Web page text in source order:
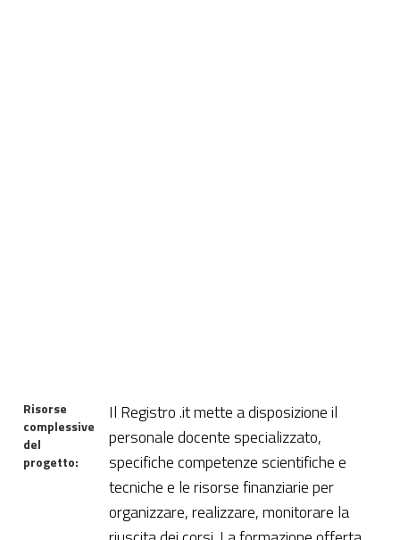
Risorse
complessive
del
progetto:
Il Registro .it mette a disposizione il
personale docente specializzato,
specifiche competenze scientifiche e
tecniche e le risorse finanziarie per
organizzare, realizzare, monitorare la